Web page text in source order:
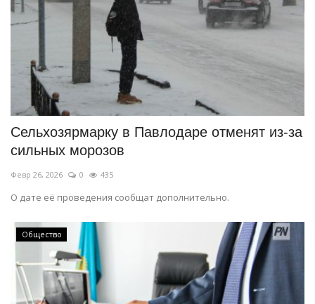
Сельхозярмарку в Павлодаре отменят из-за
сильных морозов
Февр 26, 2026 0 435
О дате её проведения сообщат дополнительно.
Общество